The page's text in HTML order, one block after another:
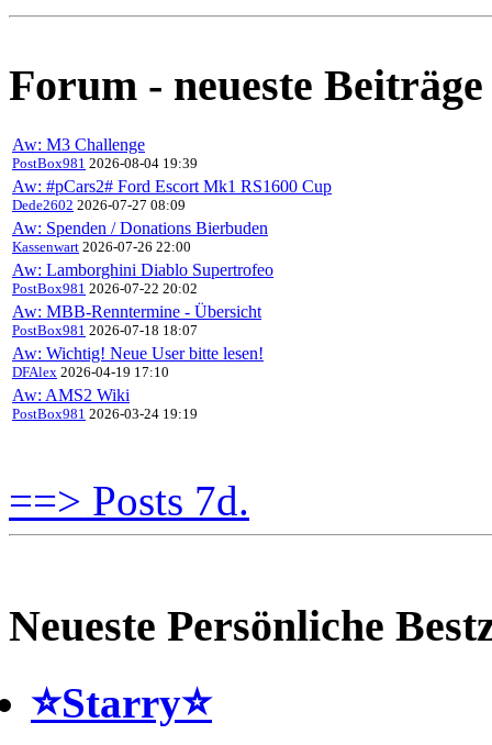
Forum - neueste Beiträge
Aw: M3 Challenge
PostBox981 2026-08-04 19:39
Aw: #pCars2# Ford Escort Mk1 RS1600 Cup
Dede2602 2026-07-27 08:09
Aw: Spenden / Donations Bierbuden
Kassenwart 2026-07-26 22:00
Aw: Lamborghini Diablo Supertrofeo
PostBox981 2026-07-22 20:02
Aw: MBB-Renntermine - Übersicht
PostBox981 2026-07-18 18:07
Aw: Wichtig! Neue User bitte lesen!
DFAlex 2026-04-19 17:10
Aw: AMS2 Wiki
PostBox981 2026-03-24 19:19
==> Posts 7d.
Neueste Persönliche
⭐️Starry⭐